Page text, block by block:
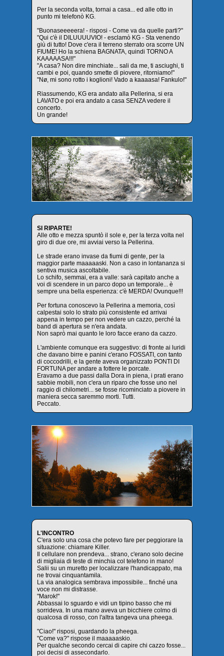
Per la seconda volta, tornai a casa... ed alle otto in
punto mi telefonò KG.
"Buonaseeeeera! - risposi - Come va da quelle parti?"
"Qui c'è il DILUUUUVIO! - esclamò KG - Sta venendo
giù di tutto! Dove c'era il terreno sterrato ora scorre UN
FIUME! Ho la schiena BAGNATA, quindi TORNO A
KAAAAASA!!!"
"A casa? Non dire minchiate... sali da me, ti asciughi, ti
cambi e poi, quando smette di piovere, ritorniamo!"
"Nø, mi sono rotto i koglioni! Vado a kaaaasa! Fankulo!"
Riassumendo, KG era andato alla Pellerina, si era
LAVATO e poi era andato a casa SENZA vedere il
concerto.
Un grande!
SI RIPARTE!
Alle otto e mezza spuntò il sole e, per la terza volta nel
giro di due ore, mi avviai verso la Pellerina.
Le strade erano invase da fiumi di gente, per la
maggior parte maaaaaski. Non a caso in lontananza si
sentiva musica ascoltabile.
Lo schifo, semmai, era a valle: sarà capitato anche a
voi di scendere in un parco dopo un temporale... è
sempre una bella esperienza: c'è MERDA! Ovunque!!!
Per fortuna conoscevo la Pellerina a memoria, così
calpestai solo lo strato più consistente ed arrivai
appena in tempo per non vedere un cazzo, perché la
band di apertura se n'era andata.
Non saprò mai quanto le loro facce erano da cazzo.
L'ambiente comunque era suggestivo: di fronte ai luridi
che davano birre e panini c'erano FOSSATI, con tanto
di coccodrilli, e la gente aveva organizzato PONTI DI
FORTUNA per andare a fottere le porcate.
Eravamo a due passi dalla Dora in piena, i prati erano
sabbie mobili, non c'era un riparo che fosse uno nel
raggio di chilometri... se fosse ricominciato a piovere in
maniera secca saremmo morti. Tutti.
Peccato.
L'INCONTRO
C'era solo una cosa che potevo fare per peggiorare la
situazione: chiamare Killer.
Il cellulare non prendeva... strano, c'erano solo decine
di migliaia di teste di minchia col telefono in mano!
Salii su un muretto per localizzare l'handicappato, ma
ne trovai cinquantamila.
La via analogica sembrava impossibile... finché una
voce non mi distrasse.
"Marok!"
Abbassai lo sguardo e vidi un tipino basso che mi
sorrideva. In una mano aveva un bicchiere colmo di
qualcosa di rosso, con l'altra tangeva una pheega.
"Ciao!" risposi, guardando la pheega.
"Come va?" rispose il maaaaaskio.
Per qualche secondo cercai di capire chi cazzo fosse...
poi decisi di assecondarlo.